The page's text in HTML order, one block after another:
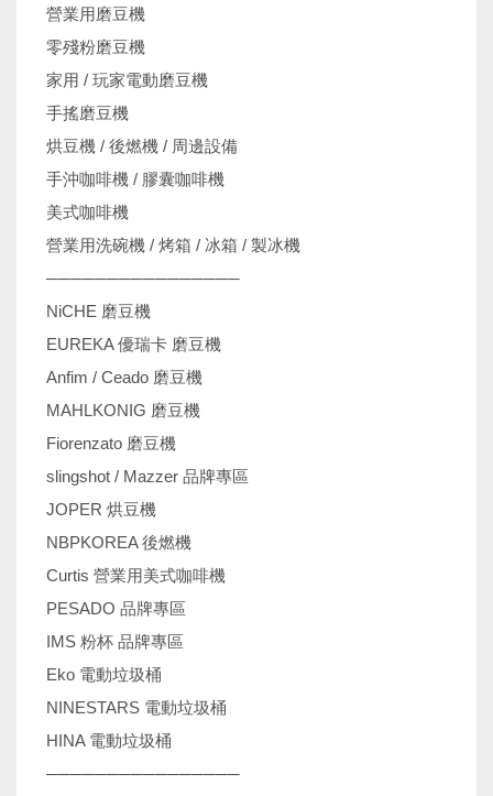
營業用磨豆機
零殘粉磨豆機
家用 / 玩家電動磨豆機
手搖磨豆機
烘豆機 / 後燃機 / 周邊設備
手沖咖啡機 / 膠囊咖啡機
美式咖啡機
營業用洗碗機 / 烤箱 / 冰箱 / 製冰機
────────────────
NiCHE 磨豆機
EUREKA 優瑞卡 磨豆機
Anfim / Ceado 磨豆機
MAHLKONIG 磨豆機
Fiorenzato 磨豆機
slingshot / Mazzer 品牌專區
JOPER 烘豆機
NBPKOREA 後燃機
Curtis 營業用美式咖啡機
PESADO 品牌專區
IMS 粉杯 品牌專區
Eko 電動垃圾桶
NINESTARS 電動垃圾桶
HINA 電動垃圾桶
────────────────